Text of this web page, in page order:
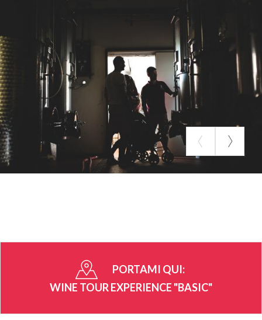
PORTAMI QUI:
WINE TOUR EXPERIENCE "BASIC"